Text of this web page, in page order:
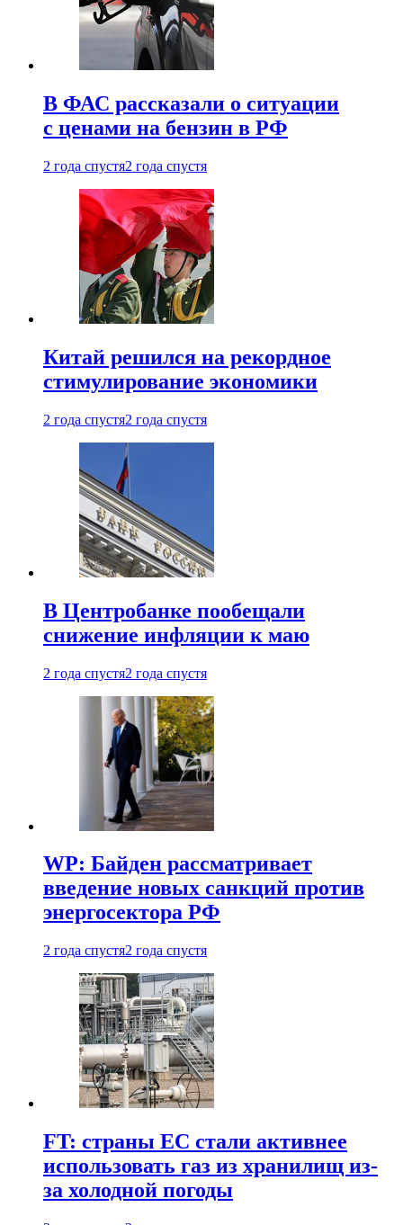
В ФАС рассказали о ситуации
с ценами на бензин в РФ
2 года спустя2 года спустя
Китай решился на рекордное
стимулирование экономики
2 года спустя2 года спустя
В Центробанке пообещали
снижение инфляции к маю
2 года спустя2 года спустя
WP: Байден рассматривает
введение новых санкций против
энергосектора РФ
2 года спустя2 года спустя
FT: страны ЕС стали активнее
использовать газ из хранилищ из-
за холодной погоды